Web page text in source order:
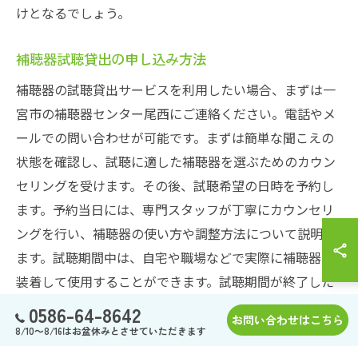
けとなるでしょう。
補聴器試聴貸出の申し込み方法
補聴器の試聴貸出サービスを利用したい場合、まずは一
宮市の補聴器センター尾西にご連絡ください。電話やメ
ールでの問い合わせが可能です。まずは簡単な聞こえの
状態を確認し、試聴に適した補聴器を選ぶためのカウン
セリングを受けます。その後、試聴希望の日時を予約し
ます。予約当日には、専門スタッフが丁寧にカウンセリ
ングを行い、補聴器の使い方や調整方法について説明し
ます。試聴期間中は、自宅や職場などで実際に補聴器を
装着して使用することができます。試聴期間が終了した
ら、再度センターに訪れ、試聴の結果についてフィード
バックを行います。スタッフはそのフィードバックを基
0586-64-8642
8/10～8/16はお盆休みとさせていただきます
お問い合わせはこちら